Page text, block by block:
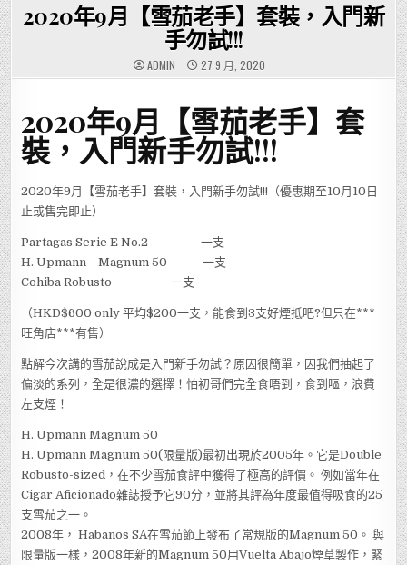
2020年9月【雪茄老手】套裝，入門新
手勿試!!!
ADMIN 27 9 月, 2020
2020年9月【雪茄老手】套
裝，入門新手勿試!!!
2020年9月【雪茄老手】套裝，入門新手勿試!!!（優惠期至10月10日
止或售完即止）
Partagas Serie E No.2 一支
H. Upmann Magnum 50 一支
Cohiba Robusto 一支
（HKD$600 only 平均$200一支，能食到3支好煙抵吧?但只在***
旺角店***有售）
點解今次講的雪茄說成是入門新手勿試？原因很簡單，因我們抽起了
偏淡的系列，全是很濃的選擇！怕初哥們完全食唔到，食到嘔，浪費
左支煙！
H. Upmann Magnum 50
H. Upmann Magnum 50(限量版)最初出現於2005年。它是Double
Robusto-sized，在不少雪茄食評中獲得了極高的評價。 例如當年在
Cigar Aficionado雜誌授予它90分，並將其評為年度最值得吸食的25
支雪茄之一。
2008年， Habanos SA在雪茄節上發布了常規版的Magnum 50。 與
限量版一樣，2008年新的Magnum 50用Vuelta Abajo煙草製作，緊